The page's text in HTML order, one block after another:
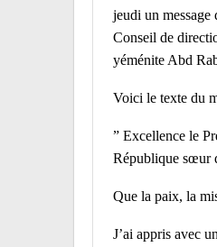
jeudi un
Conseil de
yéménite Abd
Voici le texte du
” Excellence le
République sœur
Que la paix, la
J’ai appris avec